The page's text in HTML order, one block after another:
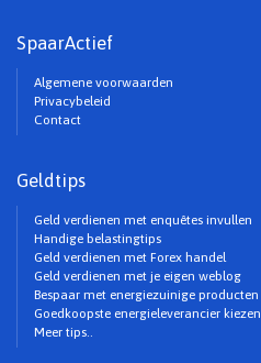
SpaarActief
Algemene voorwaarden
Privacybeleid
Contact
Geldtips
Geld verdienen met enquêtes invullen
Handige belastingtips
Geld verdienen met Forex handel
Geld verdienen met je eigen weblog
Bespaar met energiezuinige producten
Goedkoopste energieleverancier kiezen
Meer tips..